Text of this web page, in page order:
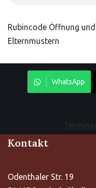
Rubincode Öffnung
Elternmustern
WhatsApp
Kontakt
Odenthaler Str. 19